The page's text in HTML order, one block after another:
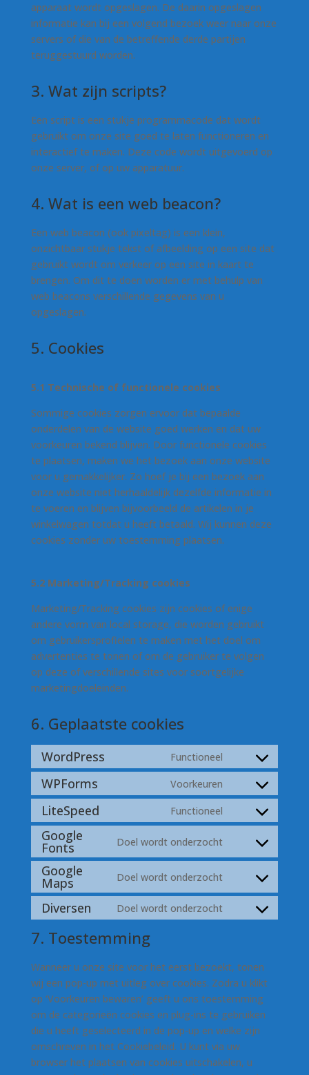
apparaat wordt opgeslagen. De daarin opgeslagen
informatie kan bij een volgend bezoek weer naar onze
servers of die van de betreffende derde partijen
teruggestuurd worden.
3. Wat zijn scripts?
Een script is een stukje programmacode dat wordt
gebruikt om onze site goed te laten functioneren en
interactief te maken. Deze code wordt uitgevoerd op
onze server, of op uw apparatuur.
4. Wat is een web beacon?
Een web beacon (ook pixeltag) is een klein,
onzichtbaar stukje tekst of afbeelding op een site dat
gebruikt wordt om verkeer op een site in kaart te
brengen. Om dit te doen worden er met behulp van
web beacons verschillende gegevens van u
opgeslagen.
5. Cookies
5.1 Technische of functionele cookies
Sommige cookies zorgen ervoor dat bepaalde
onderdelen van de website goed werken en dat uw
voorkeuren bekend blijven. Door functionele cookies
te plaatsen, maken we het bezoek aan onze website
voor u gemakkelijker. Zo hoef je bij een bezoek aan
onze website niet herhaaldelijk dezelfde informatie in
te voeren en blijven bijvoorbeeld de artikelen in je
winkelwagen totdat u heeft betaald. Wij kunnen deze
cookies zonder uw toestemming plaatsen.
5.2 Marketing/Tracking cookies
Marketing/Tracking cookies zijn cookies of enige
andere vorm van local storage, die worden gebruikt
om gebruikersprofielen te maken met het doel om
advertenties te tonen of om de gebruiker te volgen
op deze of verschillende sites voor soortgelijke
marketingdoeleinden.
6. Geplaatste cookies
WordPress Functioneel
Consent
service
wordpress
WPForms Voorkeuren
Consent
service
wpforms
LiteSpeed Functioneel
Consent
service
litespeed
Google
Fonts Doel wordt onderzocht
Consent
to
service
google-
fonts
Google
Maps Doel wordt onderzocht
Consent
to
service
Diversen Doel wordt onderzocht
Consent
diversen
7. Toestemming
Wanneer u onze site voor het eerst bezoekt, tonen
wij een pop-up met uitleg over cookies. Zodra u klikt
op ‘Voorkeuren bewaren’ geeft u ons toestemming
om de categorieën cookies en plug-ins te gebruiken
die u heeft geselecteerd in de pop-up en welke zijn
omschreven in het Cookiebeleid. U kunt via uw
browser het plaatsen van cookies uitschakelen, u